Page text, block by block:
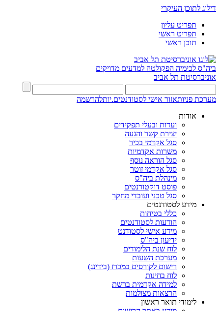
דילוג לתוכן העיקרי
תפריט עליון
תפריט ראשי
תוכן ראשי
ביה"ס לכימיה הפקולטה למדעים מדויקים
אוניברסיטת תל אביב
מערכת פניותאזור אישי לסטודנטים.יותלהרשמה
אודות
ועדות ובעלי תפקידים
יצירת קשר והגעה
סגל אקדמי בכיר
משרות אקדמיות
סגל הוראה נוסף
סגל אקדמי זוטר
מינהלת ביה"ס
פוסט דוקטורנטים
סגל טכני ועובדי מחקר
מידע לסטודנטים
כללי בטיחות
הודעות לסטודנטים
מידע אישי לסטודנט
ידיעון ביה"ס
לוח שנת הלימודים
מערכת השעות
רישום לקורסים במכרז (בידינג)
לוח בחינות
למידה אקדמית ברשת
הרצאות מצולמות
לימודי תואר ראשון